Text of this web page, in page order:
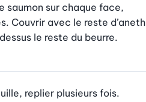
saumon sur chaque face,
Couvrir avec le reste d’aneth
le reste du beurre.
replier plusieurs fois.